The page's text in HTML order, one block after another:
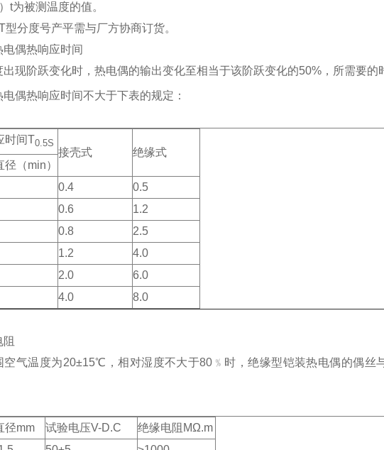
t为被测温度的值。
分度号产平需与厂方协商订货。
电偶热响应时间
出现阶跃变化时，热电偶的输出变化至相当于该阶跃变化的50%，所需要的
电偶热响应时间不大于下表的规定：
时间T0.5S
接壳式
绝缘式
径（min）
0.4
0.5
0.6
1.2
0.8
2.5
1.2
4.0
2.0
6.0
4.0 8.0
空气温度为20±15℃，相对湿度不大于80﹪时，绝缘型铠装热电偶的偶丝
径mm 试验电压V-D.C
绝缘电阻MΩ.m